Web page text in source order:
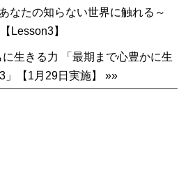
なたの知らない世界に触れる～
【Lesson3】
に生きる力 「最期まで心豊かに生
」【1月29日実施】 »»